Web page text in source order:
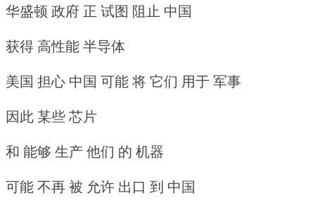
华盛顿 政府 正 试图 阻止 中国
获得 高性能 半导体
美国 担心 中国 可能 将 它们 用于 军事
因此 某些 芯片
和 能够 生产 他们 的 机器
可能 不再 被 允许 出口 到 中国